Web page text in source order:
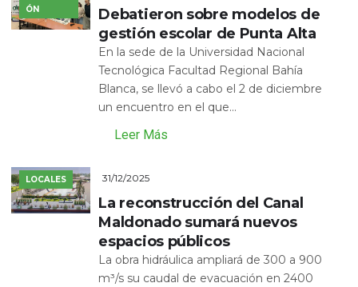
ÓN
Debatieron sobre modelos de
gestión escolar de Punta Alta
En la sede de la Universidad Nacional
Tecnológica Facultad Regional Bahía
Blanca, se llevó a cabo el 2 de diciembre
un encuentro en el que...
Leer Más
LOCALES 31/12/2025
La reconstrucción del Canal
Maldonado sumará nuevos
espacios públicos
La obra hidráulica ampliará de 300 a 900
m³/s su caudal de evacuación en 2400